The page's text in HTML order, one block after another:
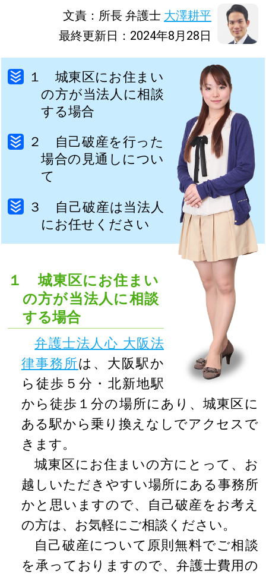
文責：所長 弁護士 大澤耕平
最終更新日：2024年8月28日
１ 城東区にお住まい
の方が当法人に相談
する場合
２ 自己破産を行った
場合の見通しについ
て
３ 自己破産は当法人
にお任せください
１ 城東区にお住まい
の方が当法人に相談
する場合
弁護士法人心 大阪法
律事務所は、大阪駅か
ら徒歩５分・北新地駅
から徒歩１分の場所にあり、城東区に
ある駅から乗り換えなしでアクセスで
きます。
城東区にお住まいの方にとって、お
越しいただきやすい場所にある事務所
かと思いますので、自己破産をお考え
の方は、お気軽にご相談ください。
自己破産について原則無料でご相談
を承っておりますので、弁護士費用の